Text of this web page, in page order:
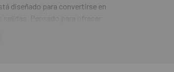
diseñado para convertirse en
Pensado para ofrecer
para mejorar tu experiencia